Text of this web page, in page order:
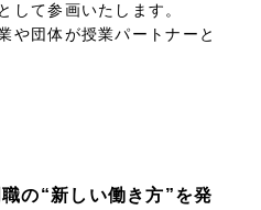
して参画いたします。
や団体が授業パートナーと
の“新しい働き方”を発